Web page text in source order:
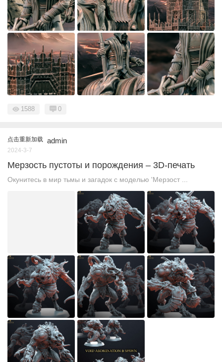
1588 0
点击重新加载 admin
2024-3-7
Мерзость пустоты и порождения – 3D-печать
Окунитесь в мир тьмы и загадок с моделью 'Мерзост ...